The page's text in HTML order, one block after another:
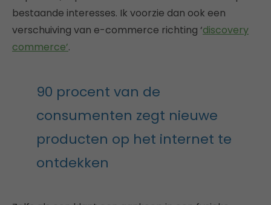
bestaande interesses. Ik voorzie dan ook een
verschuiving van e-commerce richting ‘discovery
commerce’.
90 procent van de
consumenten zegt nieuwe
producten op het internet te
ontdekken